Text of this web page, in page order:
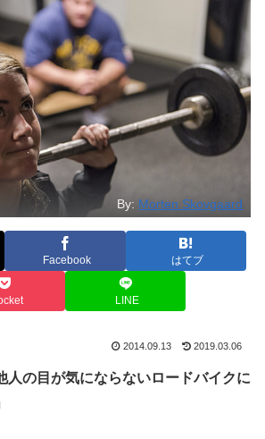
By: Morten Skovgaard
Facebook はてブ
LINE
2014.09.13 2019.03.06
人の目が気にならないロードバイクに